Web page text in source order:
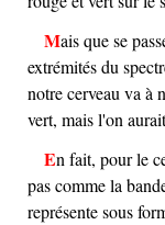
Mais que se passe-t-il si l'on a de la lumière des deux
extrémités du
notre cerveau va à
vert, mais l'on
En fait, pour le cerveau, le spectre lumineux ne se comporte
pas comme la
représente sous